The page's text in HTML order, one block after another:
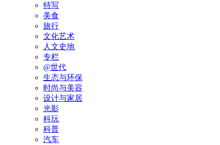
特写
美食
旅行
文化艺术
人文史地
专栏
@世代
生态与环保
时尚与美容
设计与家居
光影
科玩
科普
汽车